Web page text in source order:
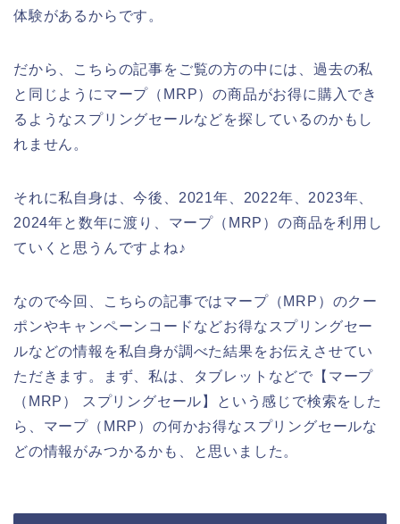
体験があるからです。
だから、こちらの記事をご覧の方の中には、過去の私
と同じようにマープ（MRP）の商品がお得に購入でき
るようなスプリングセールなどを探しているのかもし
れません。
それに私自身は、今後、2021年、2022年、2023年、
2024年と数年に渡り、マープ（MRP）の商品を利用し
ていくと思うんですよね♪
なので今回、こちらの記事ではマープ（MRP）のクー
ポンやキャンペーンコードなどお得なスプリングセー
ルなどの情報を私自身が調べた結果をお伝えさせてい
ただきます。まず、私は、タブレットなどで【マープ
（MRP） スプリングセール】という感じで検索をした
ら、マープ（MRP）の何かお得なスプリングセールな
どの情報がみつかるかも、と思いました。